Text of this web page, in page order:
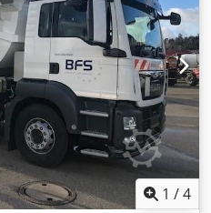
med luftaffjedring,
(AEB), vognbaneskift-
med 7''
V2A 1.4301 med 4 mm
til bioaffald), totrins
for støjreduktion,
4-hjuls MGB med fladt låg
EN 840/2, Codpevbnypsfx
1 /4